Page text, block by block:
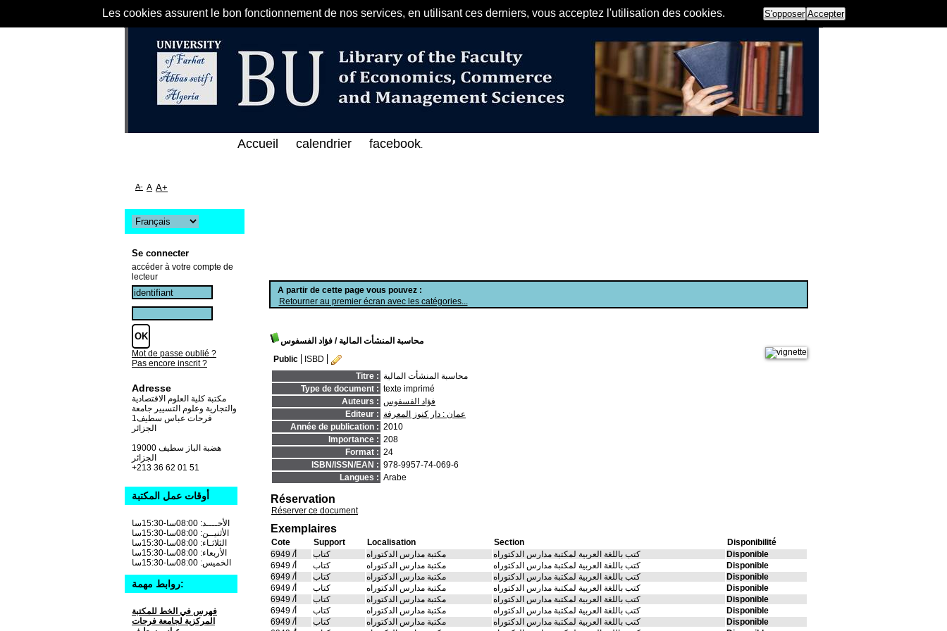
Les cookies assurent le bon fonctionnement de nos services, en utilisant ces derniers, vous acceptez l'utilisation des cookies. S'opposer Accepter
مرحبا بكم في الفهرس الإلكتروني على الخط المباشر لمكتبة كلية العلوم الاقتصادية و
A partir de cette page vous pouvez :
Retourner au premier écran avec les catégories...
محاسبة المنشأت المالية / فؤاد الفسفوس
Public
ISBD
Titre : محاسبة المنشأت المالية
Type de document : texte imprimé
Auteurs : فؤاد الفسفوس
Editeur : عمان : دار كنوز المعرفة
Année de publication : 2010
Importance : 208
Format : 24
ISBN/ISSN/EAN : 978-9957-74-069-6
Langues : Arabe
Réservation
Réserver ce document
Exemplaires
Cote Support Localisation Section
Disponibilité
أ/ 6949
كتاب مكتبة مدارس الدكتوراه كتب باللغة العربية لمكتبة مدارس الدكتوراه
Disponible
أ/ 6949
كتاب مكتبة مدارس الدكتوراه كتب باللغة العربية لمكتبة مدارس الدكتوراه
Disponible
أ/ 6949
كتاب مكتبة مدارس الدكتوراه كتب باللغة العربية لمكتبة مدارس الدكتوراه
Disponible
أ/ 6949
كتاب مكتبة مدارس الدكتوراه كتب باللغة العربية لمكتبة مدارس الدكتوراه
Disponible
أ/ 6949
كتاب مكتبة مدارس الدكتوراه كتب باللغة العربية لمكتبة مدارس الدكتوراه
Disponible
أ/ 6949
كتاب مكتبة مدارس الدكتوراه كتب باللغة العربية لمكتبة مدارس الدكتوراه
Disponible
أ/ 6949
كتاب مكتبة مدارس الدكتوراه كتب باللغة العربية لمكتبة مدارس الدكتوراه
Disponible
Accueil calendrier facebook.
A- A A+
Se connecter
accéder à votre compte de
lecteur
Mot de passe oublié ?
Pas encore inscrit ?
Adresse
مكتبة كلية العلوم الاقتصادية
والتجارية وعلوم التسيير جامعة
فرحات عباس سطيف1
الجزائر
19000 هضبة الباز سطيف
+213 36 62 01 51
أوقات عمل المكتبة
الأحــــد: 08:00سا-15:30سا
الأثنيــن: 08:00سا-15:30سا
الثلاثـاء: 08:00سا-15:30سا
الأربعاء: 08:00سا-15:30سا
الخميس: 08:00سا-15:30سا
روابط مهمة:
فهرس في الخط للمكتبة
المركزية لجامعة فرحات